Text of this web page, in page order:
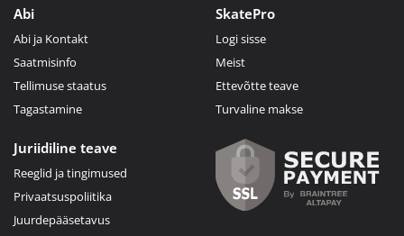
Abi
Abi ja Kontakt
Saatmisinfo
Tellimuse staatus
Tagastamine
SkatePro
Logi sisse
Meist
Ettevõtte teave
Turvaline makse
Juriidiline teave
Reeglid ja tingimused
Privaatsuspoliitika
Juurdepääsetavus